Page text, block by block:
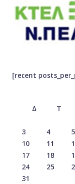
[recent
Δ
Τ
3
4 5
10
11
17
18
24
25
31